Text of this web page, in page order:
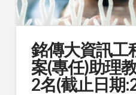
銘傳大資訊工
案(專任)助理
2名(截止日期